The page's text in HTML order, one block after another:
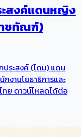
ะสงค์แดนหญิง
าชทัณฑ์)
ประสงค์ (โดม) แดน
งานโยธาธิการและ
ทย ดาวน์โหลดได้ต่อ